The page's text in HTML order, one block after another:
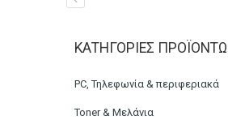
Βάζο PET
ΚΑΤΗΓΟΡΊΕΣ
PC, Τηλεφωνία & περιφεριακά
Toner & Μελάνια